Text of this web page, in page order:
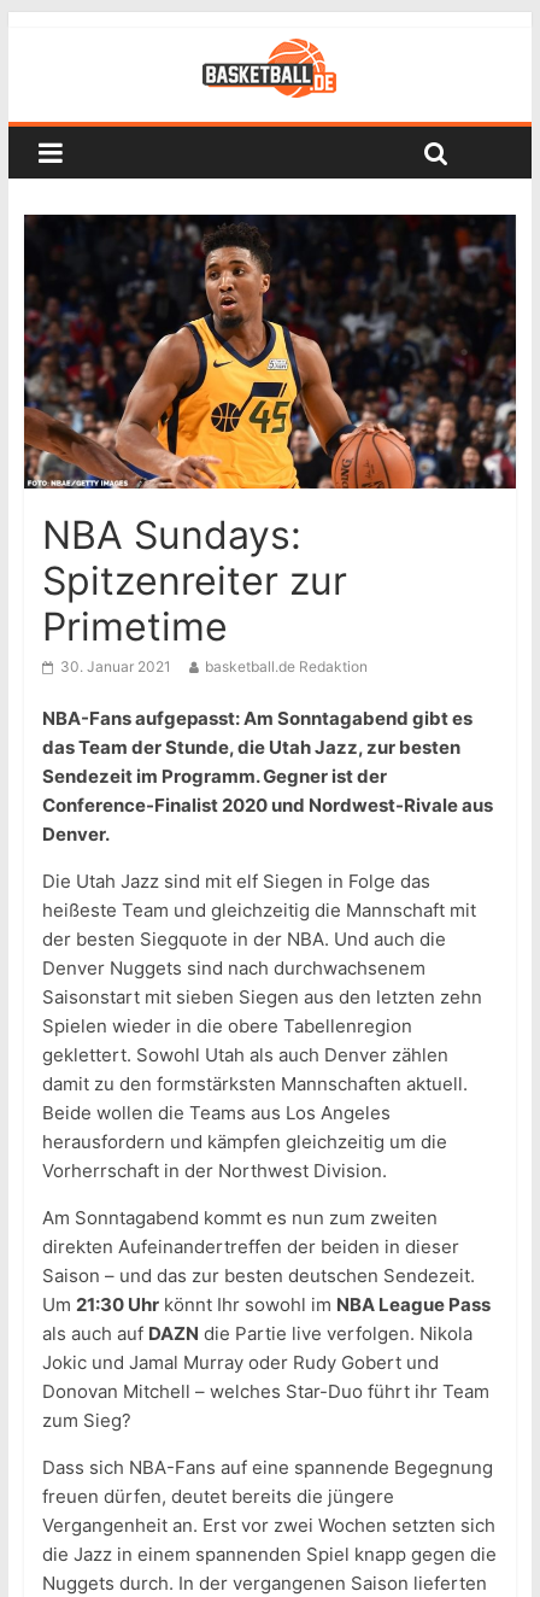
NBA Sundays:
Spitzenreiter zur
Primetime
30. Januar 2021 basketball.de Redaktion
NBA-Fans aufgepasst: Am Sonntagabend gibt es
das Team der Stunde, die Utah Jazz, zur besten
Sendezeit im Programm. Gegner ist der
Conference-Finalist 2020 und Nordwest-Rivale aus
Denver.
Die Utah Jazz sind mit elf Siegen in Folge das
heißeste Team und gleichzeitig die Mannschaft mit
der besten Siegquote in der NBA. Und auch die
Denver Nuggets sind nach durchwachsenem
Saisonstart mit sieben Siegen aus den letzten zehn
Spielen wieder in die obere Tabellenregion
geklettert. Sowohl Utah als auch Denver zählen
damit zu den formstärksten Mannschaften aktuell.
Beide wollen die Teams aus Los Angeles
herausfordern und kämpfen gleichzeitig um die
Vorherrschaft in der Northwest Division.
Am Sonntagabend kommt es nun zum zweiten
direkten Aufeinandertreffen der beiden in dieser
Saison – und das zur besten deutschen Sendezeit.
Um 21:30 Uhrkönnt Ihr sowohl im NBA League Pass
als auch auf DAZN die Partie live verfolgen. Nikola
Jokic und Jamal Murray oder Rudy Gobert und
Donovan Mitchell – welches Star-Duo führt ihr Team
zum Sieg?
Dass sich NBA-Fans auf eine spannende Begegnung
freuen dürfen, deutet bereits die jüngere
Vergangenheit an. Erst vor zwei Wochen setzten sich
die Jazz in einem spannenden Spiel knapp gegen die
Nuggets durch. In der vergangenen Saison lieferten